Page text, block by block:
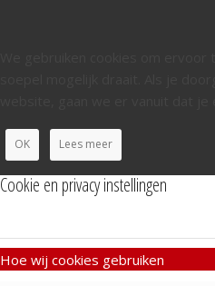
OK Lees meer
Cookie en privacy instellingen
Hoe wij cookies gebruiken